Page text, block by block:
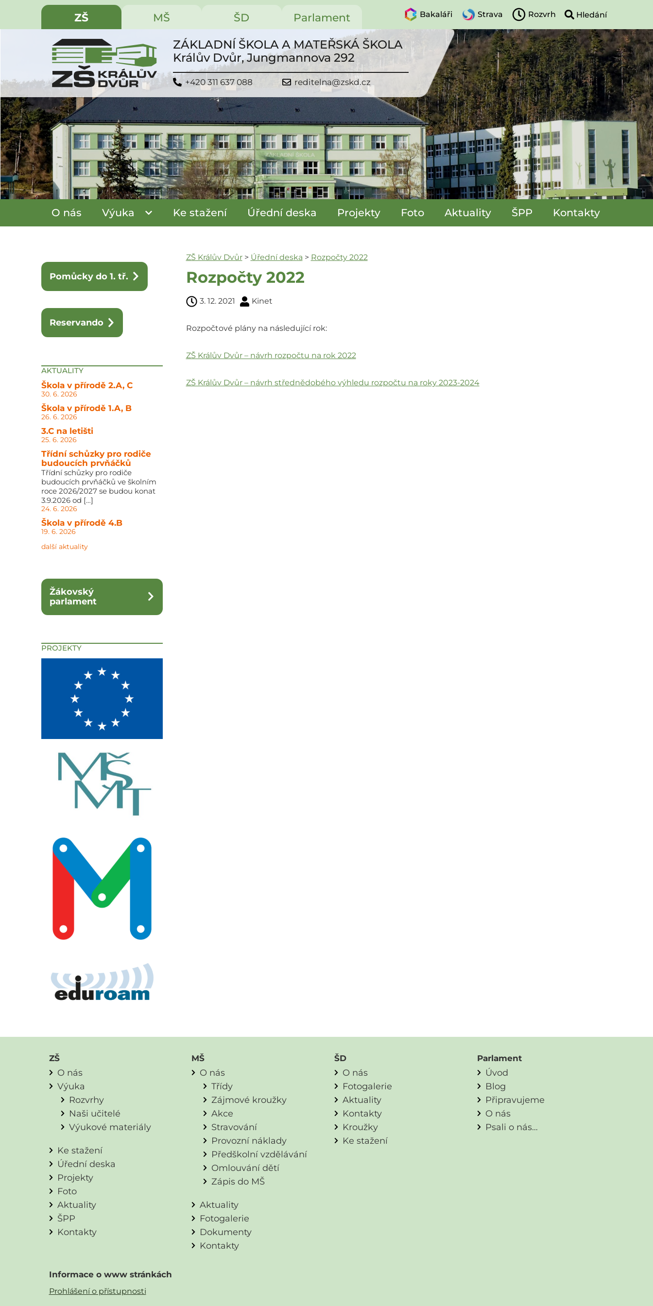
ZŠ MŠ ŠD Parlament Bakaláři Strava Rozvrh
ZÁKLADNÍ ŠKOLA A MATEŘSKÁ ŠKOLA
Králův Dvůr, Jungmannova 292
+420 311 637 088 reditelna@zskd.cz
O nás Výuka Ke stažení Úřední deska Projekty Foto Aktuality ŠPP Kontakty
Pomůcky do 1. tř.
Reservando
AKTUALITY
Škola v přírodě 2.A, C
30. 6. 2026
Škola v přírodě 1.A, B
26. 6. 2026
3.C na letišti
25. 6. 2026
Třídní schůzky pro rodiče
budoucích prvňáčků
Třídní schůzky pro rodiče
budoucích prvňáčků ve školním
roce 2026/2027 se budou konat
3.9.2026 od […]
24. 6. 2026
Škola v přírodě 4.B
19. 6. 2026
další aktuality
Žákovský
parlament
PROJEKTY
ZŠ Králův Dvůr> Úřední deska > Rozpočty 2022
Rozpočty 2022
3. 12. 2021 Kinet
Rozpočtové plány na následující rok:
ZŠ Králův Dvůr – návrh rozpočtu na rok 2022
ZŠ Králův Dvůr – návrh střednědobého výhledu rozpočtu na roky 2023-2024
ZŠ
O nás
Výuka
Rozvrhy
Naši učitelé
Výukové materiály
Ke stažení
Úřední deska
Projekty
Foto
Aktuality
ŠPP
Kontakty
MŠ
O nás
Třídy
Zájmové kroužky
Akce
Stravování
Provozní náklady
Předškolní vzdělávání
Omlouvání dětí
Zápis do MŠ
Aktuality
Fotogalerie
Dokumenty
Kontakty
ŠD
O nás
Fotogalerie
Aktuality
Kontakty
Kroužky
Ke stažení
Parlament
Úvod
Blog
Připravujeme
O nás
Psali o nás…
Informace o www stránkách
Prohlášení o přístupnosti